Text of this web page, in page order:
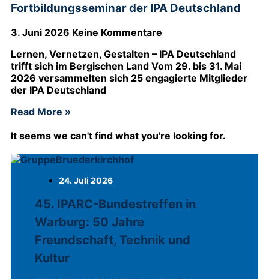
Fortbildungsseminar der IPA Deutschland
3. Juni 2026 Keine Kommentare
Lernen, Vernetzen, Gestalten – IPA Deutschland
trifft sich im Bergischen Land Vom 29. bis 31. Mai
2026 versammelten sich 25 engagierte Mitglieder
der IPA Deutschland
Read More »
It seems we can't find what you're looking for.
24. Juli 2026
45. IPARC-Bundestreffen in
Warburg: 50 Jahre
Freundschaft, Technik und
Kultur